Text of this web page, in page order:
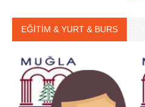
EĞİTİM & YURT & BURS